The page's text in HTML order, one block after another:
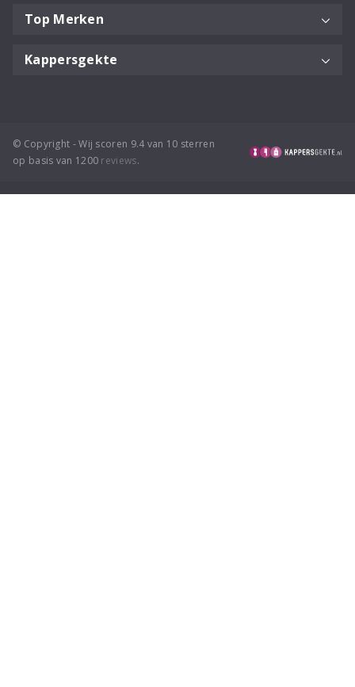
Top Merken
Kappersgekte
© Copyright - Wij scoren 9.4 van 10 sterren
op basis van 1200 reviews.